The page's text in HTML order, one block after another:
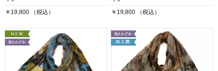
￥19,800 （税込）
￥19,800 （税込）